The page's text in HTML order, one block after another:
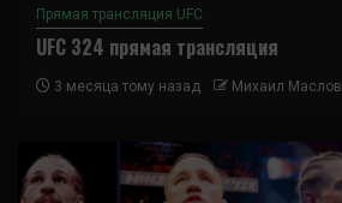
Прямая трансляция UFC
UFC 324 прямая трансляция
3 месяца тому назад Михаил Маслов